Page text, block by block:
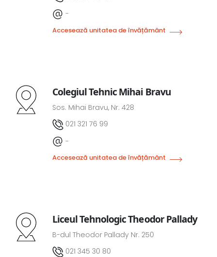
-
Accesează unitatea de învățământ
Colegiul Tehnic Mihai Bravu
Sos. Mihai Bravu, Nr. 428
021 321 76 99
-
Accesează unitatea de învățământ
Liceul Tehnologic Theodor Pallady
B-dul Theodor Pallady Nr. 250
021 345 30 80